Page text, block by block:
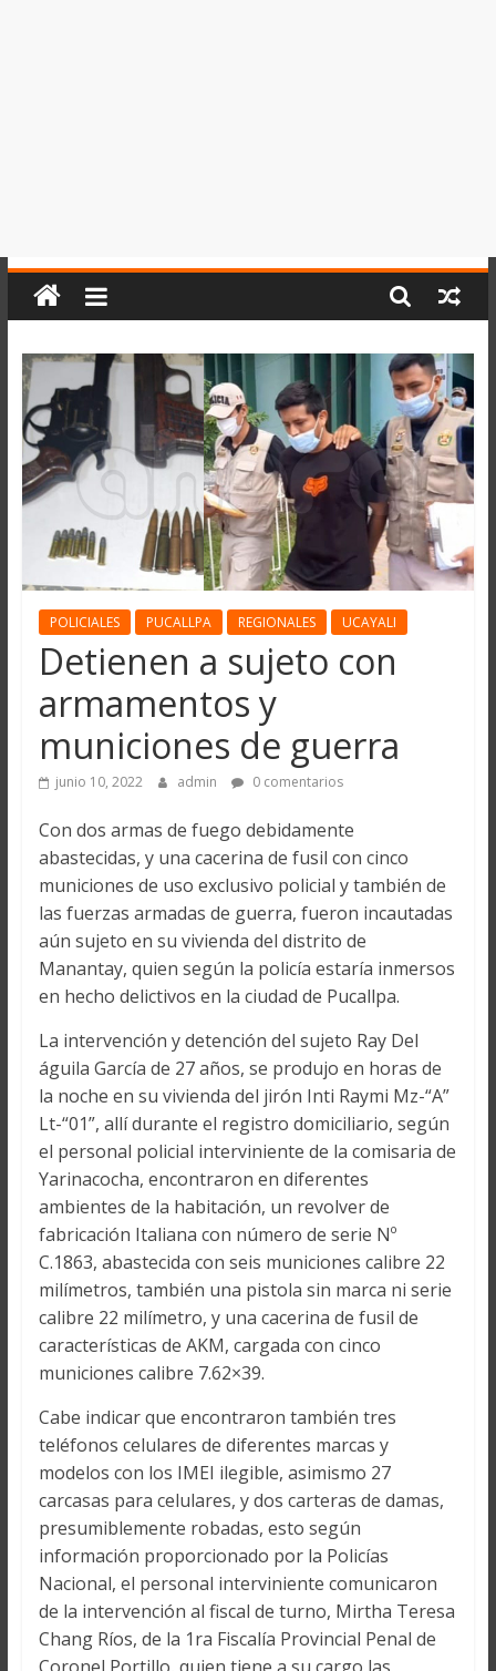
POLICIALES PUCALLPA REGIONALES UCAYALI
Detienen a sujeto con
armamentos y
municiones de guerra
junio 10, 2022 admin 0 comentarios
Con dos armas de fuego debidamente
abastecidas, y una cacerina de fusil con cinco
municiones de uso exclusivo policial y también de
las fuerzas armadas de guerra, fueron incautadas
aún sujeto en su vivienda del distrito de
Manantay, quien según la policía estaría inmersos
en hecho delictivos en la ciudad de Pucallpa.
La intervención y detención del sujeto Ray Del
águila García de 27 años, se produjo en horas de
la noche en su vivienda del jirón Inti Raymi Mz-“A”
Lt-“01”, allí durante el registro domiciliario, según
el personal policial interviniente de la comisaria de
Yarinacocha, encontraron en diferentes
ambientes de la habitación, un revolver de
fabricación Italiana con número de serie Nº
C.1863, abastecida con seis municiones calibre 22
milímetros, también una pistola sin marca ni serie
calibre 22 milímetro, y una cacerina de fusil de
características de AKM, cargada con cinco
municiones calibre 7.62×39.
Cabe indicar que encontraron también tres
teléfonos celulares de diferentes marcas y
modelos con los IMEI ilegible, asimismo 27
carcasas para celulares, y dos carteras de damas,
presumiblemente robadas, esto según
información proporcionado por la Policías
Nacional, el personal interviniente comunicaron
de la intervención al fiscal de turno, Mirtha Teresa
Chang Ríos, de la 1ra Fiscalía Provincial Penal de